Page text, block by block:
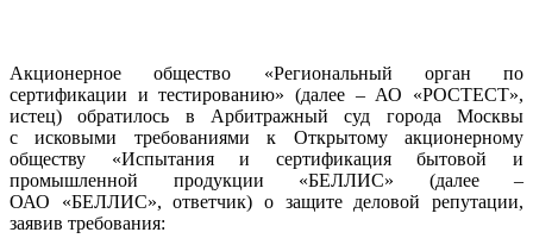
Акционерное общество «Региональный орган по
сертификации и тестированию» (далее – АО «РОСТЕСТ»,
истец) обратилось в Арбитражный суд города Москвы
с исковыми требованиями к Открытому акционерному
обществу «Испытания и сертификация бытовой и
промышленной продукции «БЕЛЛИС» (далее –
ОАО «БЕЛЛИС», ответчик) о защите деловой репутации,
заявив требования: